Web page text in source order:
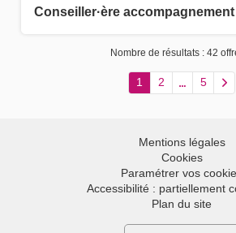
Nombre de résultats : 42
1 2 5
Mentions légales
Cookies
Paramétrer vos
Accessibilité : partiellement
Plan du site